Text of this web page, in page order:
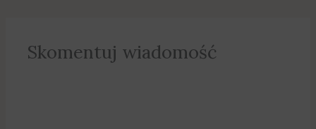
Skomentuj wiadomość